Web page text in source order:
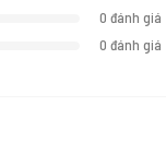
0 đánh giá
0 đánh giá